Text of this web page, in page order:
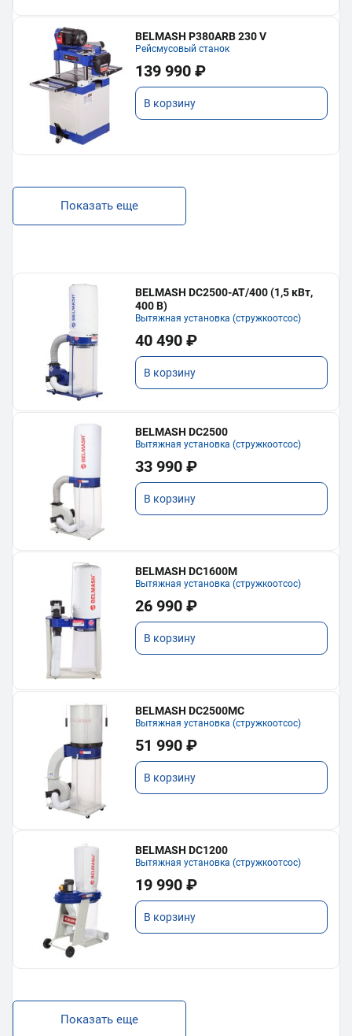
BELMASH P380ARB 230 V
Рейсмусовый станок
139 990 ₽
В корзину
Показать еще
BELMASH DC2500-AT/400 (1,5 кВт,
400 В)
Вытяжная установка (стружкоотсос)
40 490 ₽
В корзину
BELMASH DC2500
Вытяжная установка (стружкоотсос)
33 990 ₽
В корзину
BELMASH DC1600M
Вытяжная установка (стружкоотсос)
26 990 ₽
В корзину
BELMASH DC2500MC
Вытяжная установка (стружкоотсос)
51 990 ₽
В корзину
BELMASH DC1200
Вытяжная установка (стружкоотсос)
19 990 ₽
В корзину
Показать еще